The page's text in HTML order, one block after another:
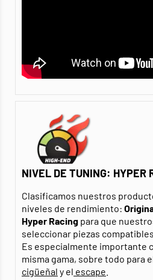
NIVEL DE TUNING: HYPER
Clasificamos nuestros
niveles de rendimiento:
Hyper Racing para que
seleccionar piezas
Es especialmente importante
misma gama, sobre todo para
cigüeñal y el escape